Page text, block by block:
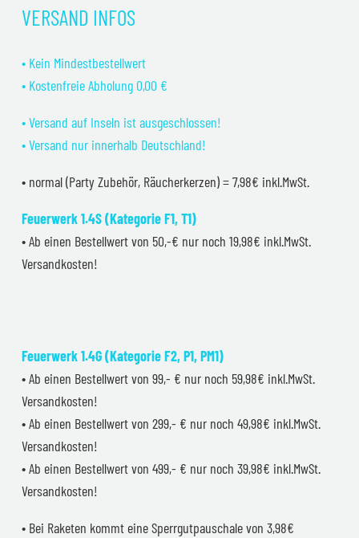
VERSAND INFOS
• Kein Mindestbestellwert
• Kostenfreie Abholung 0,00 €
• Versand auf Inseln ist ausgeschlossen!
• Versand nur innerhalb Deutschland!
• normal (Party Zubehör, Räucherkerzen) = 7,98€ inkl.MwSt.
Feuerwerk 1.4S (Kategorie F1, T1)
• Ab einen Bestellwert von 50,-€ nur noch 19,98€ inkl.MwSt.
Versandkosten!
Feuerwerk 1.4G (Kategorie F2, P1, PM1)
• Ab einen Bestellwert von 99,- € nur noch 59,98€ inkl.MwSt.
Versandkosten!
• Ab einen Bestellwert von 299,- € nur noch 49,98€ inkl.MwSt.
Versandkosten!
• Ab einen Bestellwert von 499,- € nur noch 39,98€ inkl.MwSt.
Versandkosten!
• Bei Raketen kommt eine Sperrgutpauschale von 3,98€